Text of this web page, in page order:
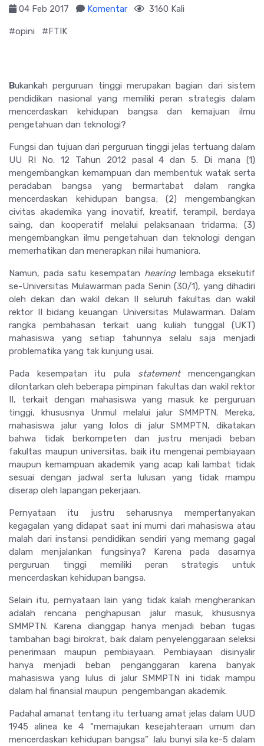
04 Feb 2017 Komentar 3160 Kali
#opini #FTIK
Bukankah perguruan tinggi merupakan bagian dari sistem
pendidikan nasional yang memiliki peran strategis dalam
mencerdaskan kehidupan bangsa dan kemajuan ilmu
pengetahuan dan teknologi?
Fungsi dan tujuan dari perguruan tinggi jelas tertuang dalam
UU RI No. 12 Tahun 2012 pasal 4 dan 5. Di mana (1)
mengembangkan kemampuan dan membentuk watak serta
peradaban bangsa yang bermartabat dalam rangka
mencerdaskan kehidupan bangsa; (2) mengembangkan
civitas akademika yang inovatif, kreatif, terampil, berdaya
saing, dan kooperatif melalui pelaksanaan tridarma; (3)
mengembangkan ilmu pengetahuan dan teknologi dengan
memerhatikan dan menerapkan nilai humaniora.
Namun, pada satu kesempatan hearinglembaga eksekutif
se-Universitas Mulawarman pada Senin (30/1), yang dihadiri
oleh dekan dan wakil dekan II seluruh fakultas dan wakil
rektor II bidang keuangan Universitas Mulawarman. Dalam
rangka pembahasan terkait uang kuliah tunggal (UKT)
mahasiswa yang setiap tahunnya selalu saja menjadi
problematika yang tak kunjung usai.
Pada kesempatan itu pula statementmencengangkan
dilontarkan oleh beberapa pimpinan fakultas dan wakil rektor
II, terkait dengan mahasiswa yang masuk ke perguruan
tinggi, khususnya Unmul melalui jalur SMMPTN. Mereka,
mahasiswa jalur yang lolos di jalur SMMPTN, dikatakan
bahwa tidak berkompeten dan justru menjadi beban
fakultas maupun universitas, baik itu mengenai pembiayaan
maupun kemampuan akademik yang acap kali lambat tidak
sesuai dengan jadwal serta lulusan yang tidak mampu
diserap oleh lapangan pekerjaan.
Pernyataan itu justru seharusnya mempertanyakan
kegagalan yang didapat saat ini murni dari mahasiswa atau
malah dari instansi pendidikan sendiri yang memang gagal
dalam menjalankan fungsinya? Karena pada dasarnya
perguruan tinggi memiliki peran strategis untuk
mencerdaskan kehidupan bangsa.
Selain itu, pernyataan lain yang tidak kalah mengherankan
adalah rencana penghapusan jalur masuk, khususnya
SMMPTN. Karena dianggap hanya menjadi beban tugas
tambahan bagi birokrat, baik dalam penyelenggaraan seleksi
penerimaan maupun pembiayaan. Pembiayaan disinyalir
hanya menjadi beban penganggaran karena banyak
mahasiswa yang lulus di jalur SMMPTN ini tidak mampu
dalam hal finansial maupun pengembangan akademik.
Padahal amanat tentang itu tertuang amat jelas dalam UUD
1945 alinea ke 4 “memajukan kesejahteraan umum dan
mencerdaskan kehidupan bangsa” lalu bunyi sila ke-5 dalam